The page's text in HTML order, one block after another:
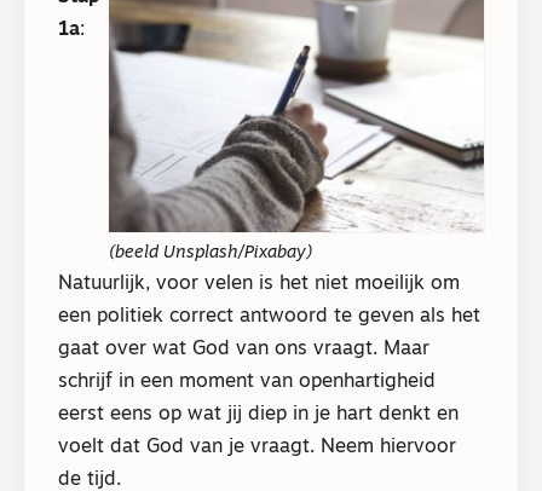
(beeld Unsplash/Pixabay)
1a:
Natuurlijk, voor velen is het niet moeilijk om
een politiek correct antwoord te geven als het
gaat over wat God van ons vraagt. Maar
schrijf in een moment van openhartigheid
eerst eens op wat jij diep in je hart denkt en
voelt dat God van je vraagt. Neem hiervoor
de tijd.